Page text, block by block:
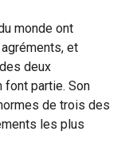
monde ont
et
deux
font partie. Son
de trois des
les plus